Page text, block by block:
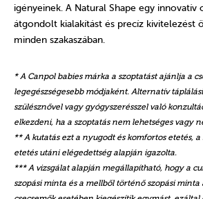
igényeinek. A Natural Shape egy innovatív
átgondolt kialakítást és precíz kivitelezést
minden szakaszában.
* A Canpol babies márka a szoptatást ajánlja a
legegészségesebb módjaként. Alternatív
szülésznővel vagy gyógyszerésszel való
elkezdeni, ha a szoptatás nem lehetséges vagy
** A kutatás ezt a nyugodt és komfortos etetés, a
etetés utáni elégedettség alapján igazolta.
*** A vizsgálat alapján megállapítható, hogy a
szopási minta és a mellből történő szopási minta